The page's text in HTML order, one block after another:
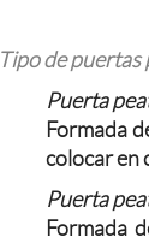
Tipo de
Puerta
Formada
colocar en
Puerta
Formada